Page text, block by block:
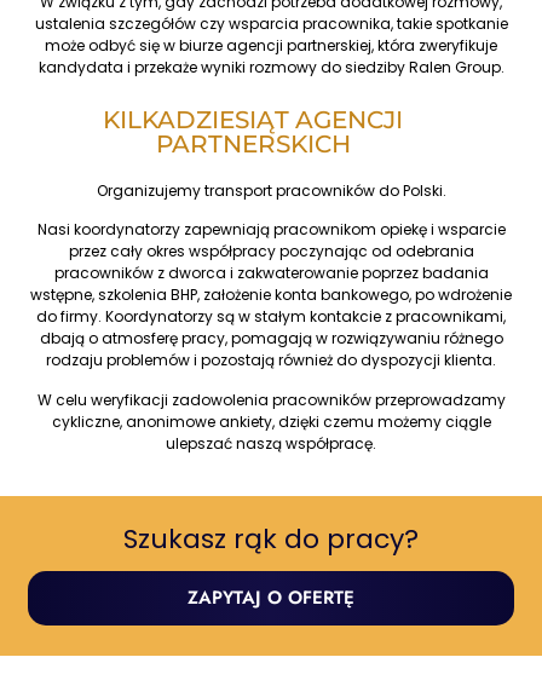
ustalenia szczegółów czy wsparcia pracownika, takie spotkanie
może odbyć się w biurze agencji partnerskiej, która zweryfikuje
kandydata i przekaże wyniki rozmowy do siedziby Ralen Group.
KILKADZIESIĄT AGENCJI
PARTNERSKICH
Organizujemy transport pracowników do Polski.
Nasi koordynatorzy zapewniają pracownikom opiekę i wsparcie
przez cały okres współpracy poczynając od odebrania
pracowników z dworca i zakwaterowanie poprzez badania
wstępne, szkolenia BHP, założenie konta bankowego, po wdrożenie
do firmy. Koordynatorzy są w stałym kontakcie z pracownikami,
dbają o atmosferę pracy, pomagają w rozwiązywaniu różnego
rodzaju problemów i pozostają również do dyspozycji klienta.
W celu weryfikacji zadowolenia pracowników przeprowadzamy
cykliczne, anonimowe ankiety, dzięki czemu możemy ciągle
ulepszać naszą współpracę.
Szukasz rąk do pracy?
ZAPYTAJ O OFERTĘ